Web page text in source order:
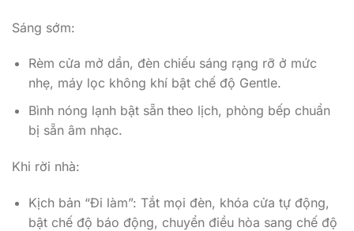
Sáng sớm:
Rèm cửa mở dần, đèn chiếu sáng rạng rỡ ở mức
nhẹ, máy lọc không khí bật chế độ Gentle.
Bình nóng lạnh bật sẵn theo lịch, phòng bếp chuẩn
bị sẵn âm nhạc.
Khi rời nhà:
Kịch bản “Đi làm”: Tắt mọi đèn, khóa cửa tự động,
bật chế độ báo động, chuyển điều hòa sang chế độ